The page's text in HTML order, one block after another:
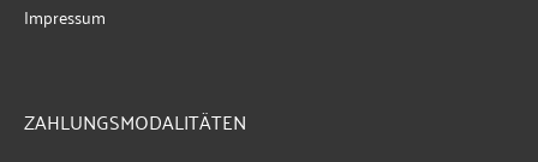
Impressum
ZAHLUNGSMODALITÄTEN